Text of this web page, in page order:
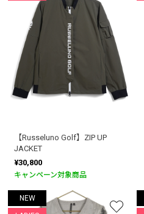
【Russeluno Golf】ZIP UP
JACKET
¥30,800
キャンペーン対象商品
NEW